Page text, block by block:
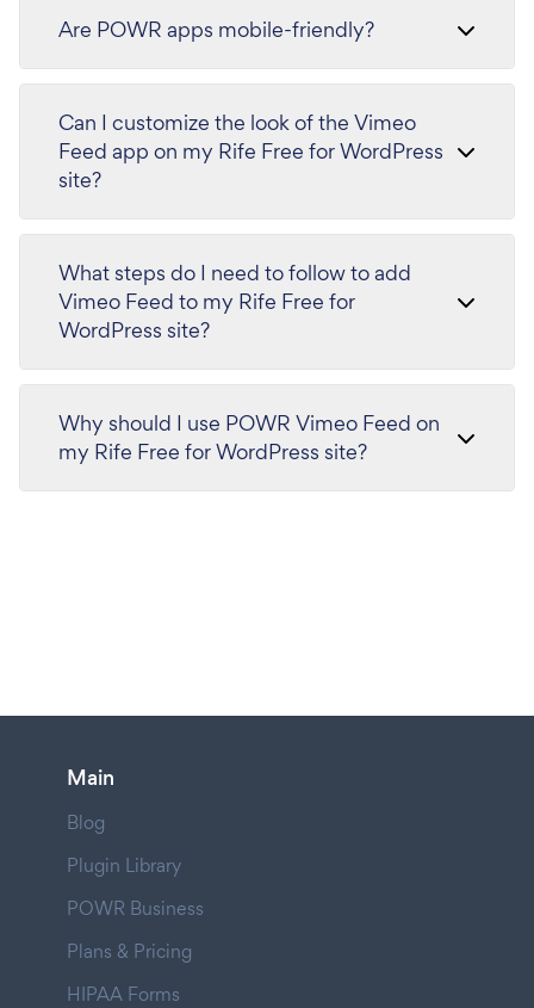
Are POWR apps mobile-friendly?
Can I customize the look of the Vimeo
Feed app on my Rife Free for WordPress
site?
What steps do I need to follow to add
Vimeo Feed to my Rife Free for
WordPress site?
Why should I use POWR Vimeo Feed on
my Rife Free for WordPress site?
Main
Blog
Plugin Library
POWR Business
Plans & Pricing
HIPAA Forms